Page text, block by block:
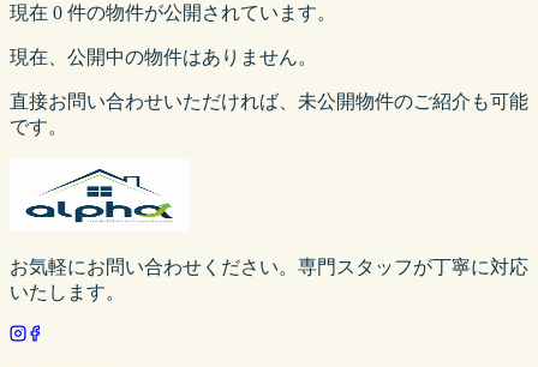
現在 0 件の物件が公開されています。
現在、公開中の物件はありません。
直接お問い合わせいただければ、未公開物件のご紹介も可能
です。
お気軽にお問い合わせください。専門スタッフが丁寧に対応
いたします。